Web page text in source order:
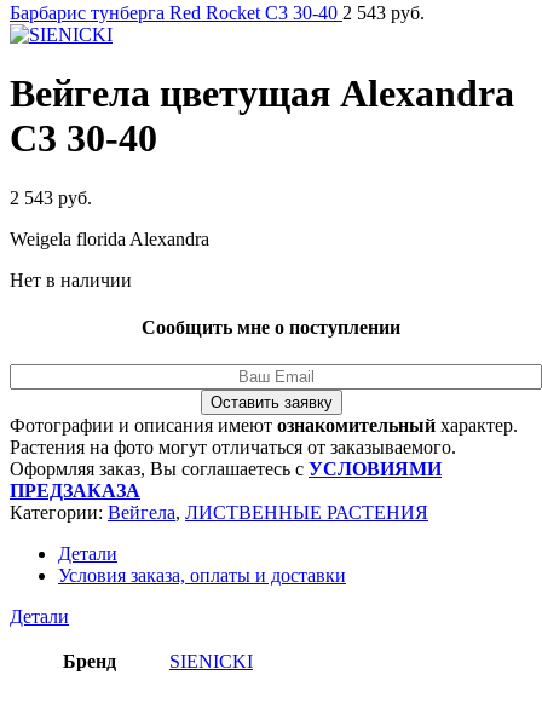
Барбарис тунберга Red Rocket C3 30-40 2 543 руб.
Вейгела цветущая Alexandra
C3 30-40
2 543 руб.
Weigela florida Alexandra
Нет в наличии
Сообщить мне о поступлении
Оставить заявку
Фотографии и описания имеют ознакомительный характер.
Растения на фото могут отличаться от заказываемого.
Оформляя заказ, Вы соглашаетесь с УСЛОВИЯМИ
ПРЕДЗАКАЗА
Категории: Вейгела, ЛИСТВЕННЫЕ РАСТЕНИЯ
Детали
Условия заказа, оплаты и доставки
Детали
Бренд SIENICKI